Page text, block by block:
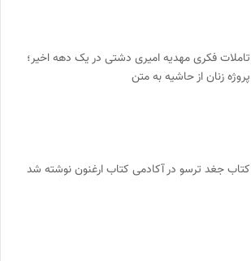
تاملات فکری مهدیه امیری دشتی در یک دهه اخیر؛
پروژه زنان از حاشیه به متن
کتاب جغد ترسو در آکادمی کتاب ارغنون نوشته شد